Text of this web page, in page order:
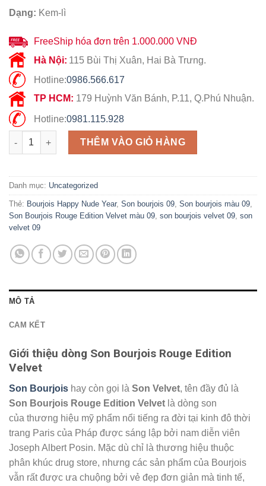
Dạng: Kem-lì
FreeShip hóa đơn trên 1.000.000 VNĐ
Hà Nội: 115 Bùi Thị Xuân, Hai Bà Trưng.
Hotline:0986.566.617
TP HCM: 179 Huỳnh Văn Bánh, P.11, Q.Phú Nhuận.
Hotline:0981.115.928
Son Bourjois Rouge Edition Velvet màu 09 số lượng
THÊM VÀO GIỎ HÀNG
Danh mục: Uncategorized
Thẻ: Bourjois Happy Nude Year, Son bourjois 09, Son bourjois màu 09,
Son Bourjois Rouge Edition Velvet màu 09, son bourjois velvet 09, son
velvet 09
MÔ TẢ
CAM KẾT
Giới thiệu dòng Son Bourjois Rouge Edition
Velvet
Son Bourjois hay còn gọi là Son Velvet, tên đầy đủ là
Son Bourjois Rouge Edition Velvet là dòng son
của thương hiệu mỹ phẩm nổi tiếng ra đời tại kinh đô thời
trang Paris của Pháp được sáng lập bởi nam diễn viên
Joseph Albert Posin. Mặc dù chỉ là thương hiệu thuộc
phân khúc drug store, nhưng các sản phẩm của Bourjois
vẫn rất được ưa chuộng bởi vẻ đẹp đơn giản mà tinh tế,